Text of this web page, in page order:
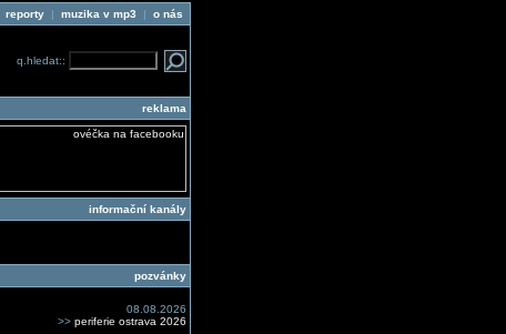
reporty| muzika v mp3 | o nás
q.hledat::
reklama
informační kanály
pozvánky
08.08.2026
>> periferie ostrava 2026